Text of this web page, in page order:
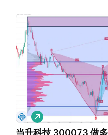
当升科技 300073 做多
做
多